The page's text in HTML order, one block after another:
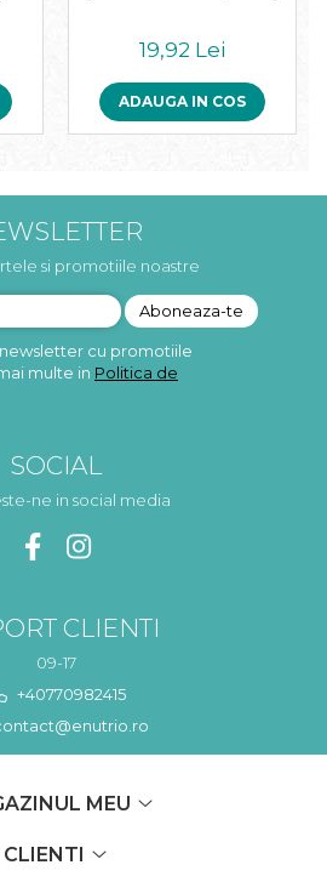
19,92 Lei
ADAUGA IN COS
si promotiile noastre
cu promotiile
multe in Politica de
SOCIAL
ne in social media
CLIENTI
09-17
+40770982415
MEU
CLIENTI